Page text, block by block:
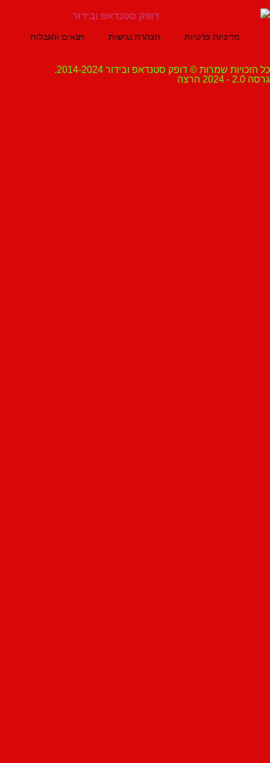
מדיניות פרטיות הצהרת נגישות תנאים והגבלות
שמרות © דופק סטנדאפ ובידור 2014-2024.